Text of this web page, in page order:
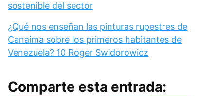
sostenible del sector
¿Qué nos enseñan las pinturas rupestres de
Canaima sobre los primeros habitantes de
Venezuela? 10 Roger Swidorowicz
Comparte esta entrada: